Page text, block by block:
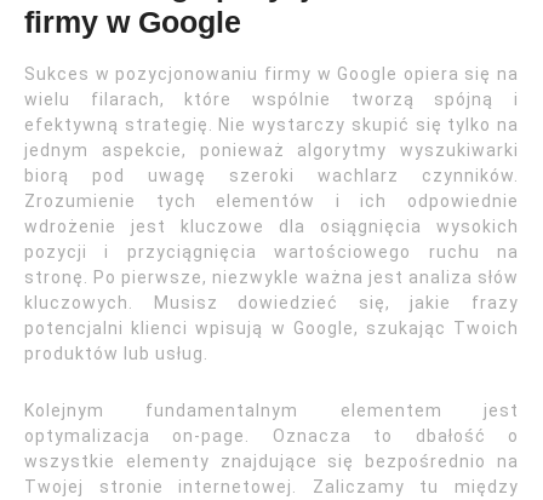
firmy w Google
Sukces w pozycjonowaniu firmy w Google opiera się na
wielu filarach, które wspólnie tworzą spójną i
efektywną strategię. Nie wystarczy skupić się tylko na
jednym aspekcie, ponieważ algorytmy wyszukiwarki
biorą pod uwagę szeroki wachlarz czynników.
Zrozumienie tych elementów i ich odpowiednie
wdrożenie jest kluczowe dla osiągnięcia wysokich
pozycji i przyciągnięcia wartościowego ruchu na
stronę. Po pierwsze, niezwykle ważna jest analiza słów
kluczowych. Musisz dowiedzieć się, jakie frazy
potencjalni klienci wpisują w Google, szukając Twoich
produktów lub usług.
Kolejnym fundamentalnym elementem jest
optymalizacja on-page. Oznacza to dbałość o
wszystkie elementy znajdujące się bezpośrednio na
Twojej stronie internetowej. Zaliczamy tu między